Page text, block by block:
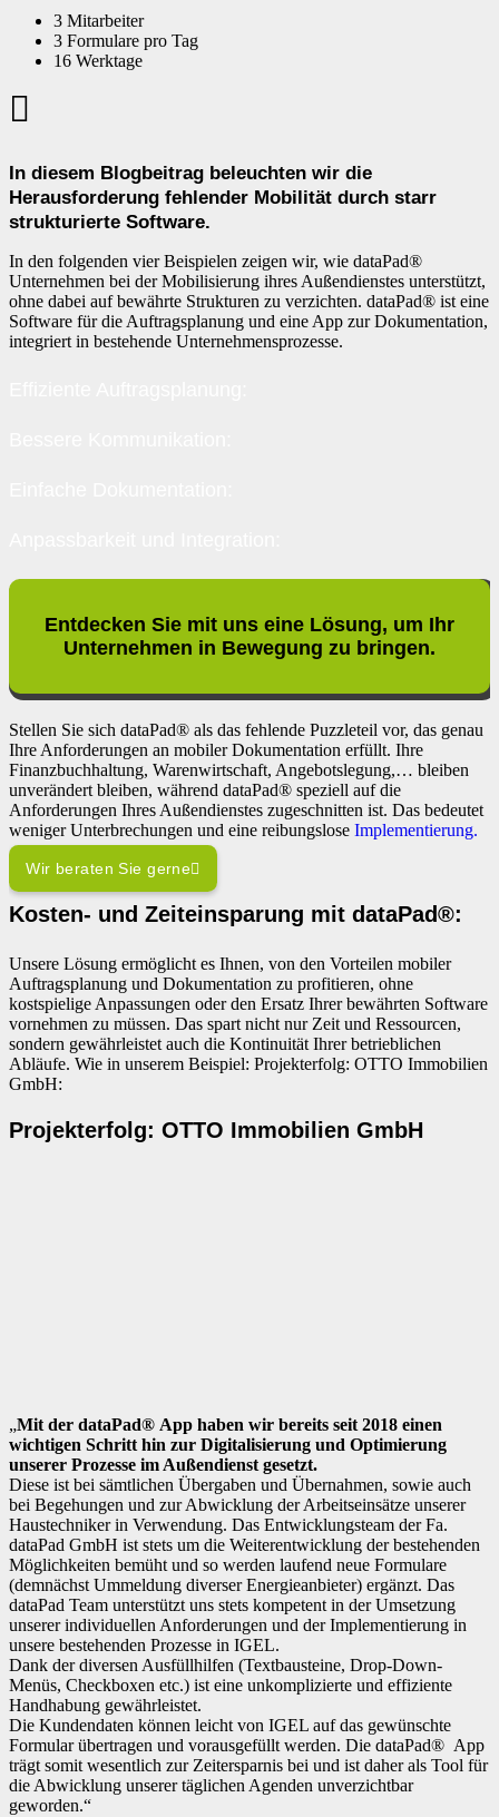
3 Mitarbeiter
3 Formulare pro Tag
16 Werktage
In diesem Blogbeitrag beleuchten wir die
Herausforderung fehlender Mobilität durch starr
strukturierte Software.
In den folgenden vier Beispielen zeigen wir, wie dataPad®
Unternehmen bei der Mobilisierung ihres Außendienstes unterstützt,
ohne dabei auf bewährte Strukturen zu verzichten. dataPad® ist eine
Software für die Auftragsplanung und eine App zur Dokumentation,
integriert in bestehende Unternehmensprozesse.
Entdecken Sie mit uns eine Lösung, um Ihr
Unternehmen in Bewegung zu bringen.
Stellen Sie sich dataPad® als das fehlende Puzzleteil vor, das genau
Ihre Anforderungen an mobiler Dokumentation erfüllt. Ihre
Finanzbuchhaltung, Warenwirtschaft, Angebotslegung,… bleiben
unverändert bleiben, während dataPad® speziell auf die
Anforderungen Ihres Außendienstes zugeschnitten ist. Das bedeutet
weniger Unterbrechungen und eine reibungslose Implementierung.
Wir beraten Sie gerne
Kosten- und Zeiteinsparung mit dataPad®:
Unsere Lösung ermöglicht es Ihnen, von den Vorteilen mobiler
Auftragsplanung und Dokumentation zu profitieren, ohne
kostspielige Anpassungen oder den Ersatz Ihrer bewährten Software
vornehmen zu müssen. Das spart nicht nur Zeit und Ressourcen,
sondern gewährleistet auch die Kontinuität Ihrer betrieblichen
Abläufe. Wie in unserem Beispiel: Projekterfolg: OTTO Immobilien
GmbH:
Projekterfolg: OTTO Immobilien GmbH
„Mit der dataPad® App haben wir bereits seit 2018 einen
wichtigen Schritt hin zur Digitalisierung und Optimierung
unserer Prozesse im Außendienst gesetzt.
Diese ist bei sämtlichen Übergaben und Übernahmen, sowie auch
bei Begehungen und zur Abwicklung der Arbeitseinsätze unserer
Haustechniker in Verwendung. Das Entwicklungsteam der Fa.
dataPad GmbH ist stets um die Weiterentwicklung der bestehenden
Möglichkeiten bemüht und so werden laufend neue Formulare
(demnächst Ummeldung diverser Energieanbieter) ergänzt. Das
dataPad Team unterstützt uns stets kompetent in der Umsetzung
unserer individuellen Anforderungen und der Implementierung in
unsere bestehenden Prozesse in IGEL.
Dank der diversen Ausfüllhilfen (Textbausteine, Drop-Down-
Menüs, Checkboxen etc.) ist eine unkomplizierte und effiziente
Handhabung gewährleistet.
Die Kundendaten können leicht von IGEL auf das gewünschte
Formular übertragen und vorausgefüllt werden. Die dataPad® App
trägt somit wesentlich zur Zeitersparnis bei und ist daher als Tool für
die Abwicklung unserer täglichen Agenden unverzichtbar
geworden.“